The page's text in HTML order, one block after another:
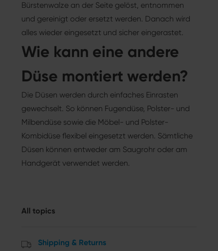
Bürstenwalze an der Seite gelöst, entnommen
und gereinigt oder ersetzt werden. Danach wird
alles wieder eingesetzt und sicher eingerastet.
Wie kann eine andere
Düse montiert werden?
Die Düsen werden durch einfaches Einrasten
gewechselt. So können Fugendüse, Polster- und
Milbendüse sowie die Möbel- und Polster-
Kombidüse flexibel eingesetzt werden. Sämtliche
Düsen können entweder am Saugrohr oder am
Handgerät verwendet werden.
All topics
Shipping & Returns